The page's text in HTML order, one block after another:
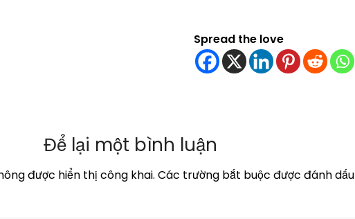
Spread the love
Để lại một bình luận
được hiển thị công khai. Các trường bắt buộc được đánh dấu